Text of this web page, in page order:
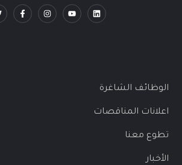
الوظائف الشاغرة
اعلانات المناقصات
تطوع معنا
الأخبار